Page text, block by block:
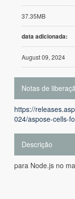
37.35MB
data adicionada:
August 09, 2024
Notas de
https://
024/aspose-cells-
Descrição
para Node.js no